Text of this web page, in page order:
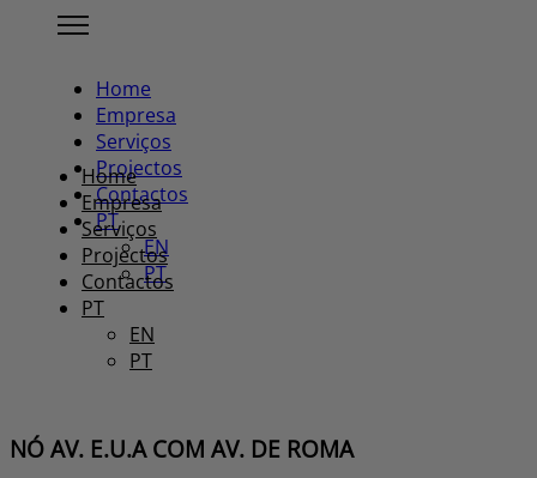
Home
Empresa
Serviços
Projectos
Contactos
PT
EN
PT
Home
Empresa
Serviços
Projectos
Contactos
PT
EN
PT
NÓ AV. E.U.A COM AV. DE ROMA